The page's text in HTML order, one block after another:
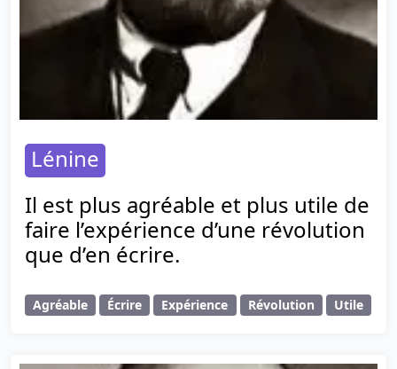
Lénine
Il est plus agréable et plus utile de
faire l’expérience d’une révolution
que d’en écrire.
Agréable Écrire Expérience Révolution Utile